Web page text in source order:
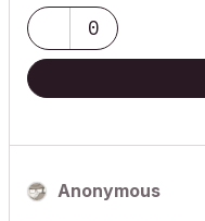
0
Anonymous